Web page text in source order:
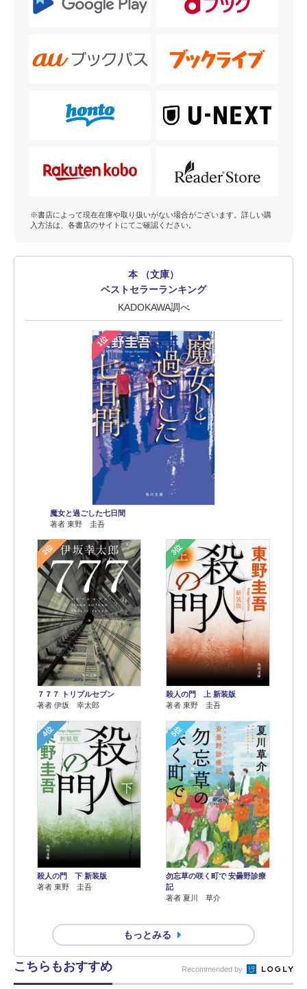
※書店によって現在在庫や取り扱いがない場合がございます。詳しい購
入方法は、各書店のサイトにてご確認ください。
本 （文庫）
ベストセラーランキング
KADOKAWA調べ
1位
魔女と過ごした七日間
著者 東野 圭吾
2位
７７７ トリプルセブン
著者 伊坂 幸太郎
3位
殺人の門 上 新装版
著者 東野 圭吾
4位
殺人の門 下 新装版
著者 東野 圭吾
5位
勿忘草の咲く町で 安曇野診療
記
著者 夏川 草介
もっとみる
こちらもおすすめ Recommended by